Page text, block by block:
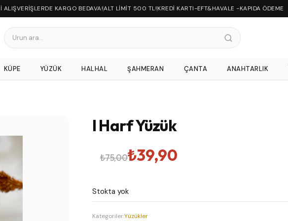
KARGO BEDAVA!ALT LİMİT 500 TL!KREDİ KARTI-EFT&HAVALE -KAPIDA ÖDEME
KÜPE YÜZÜK HALHAL ŞAHMERAN ÇANTA ANAHTARLIK
I Harf Yüzük
₺75,00
Orijinal
₺75,00.
₺39,90
Şu
fiyat:
Stokta yok
Kategoriler:Yüzükler